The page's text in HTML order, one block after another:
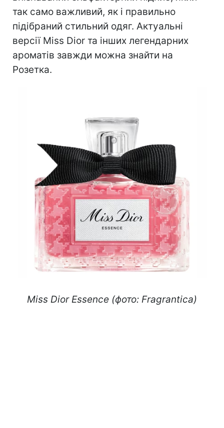
так само важливий, як і правильно
підібраний стильний одяг. Актуальні
версії Miss Dior та інших легендарних
ароматів завжди можна знайти на
Розетка.
Miss Dior Essence (фото: Fragrantica)